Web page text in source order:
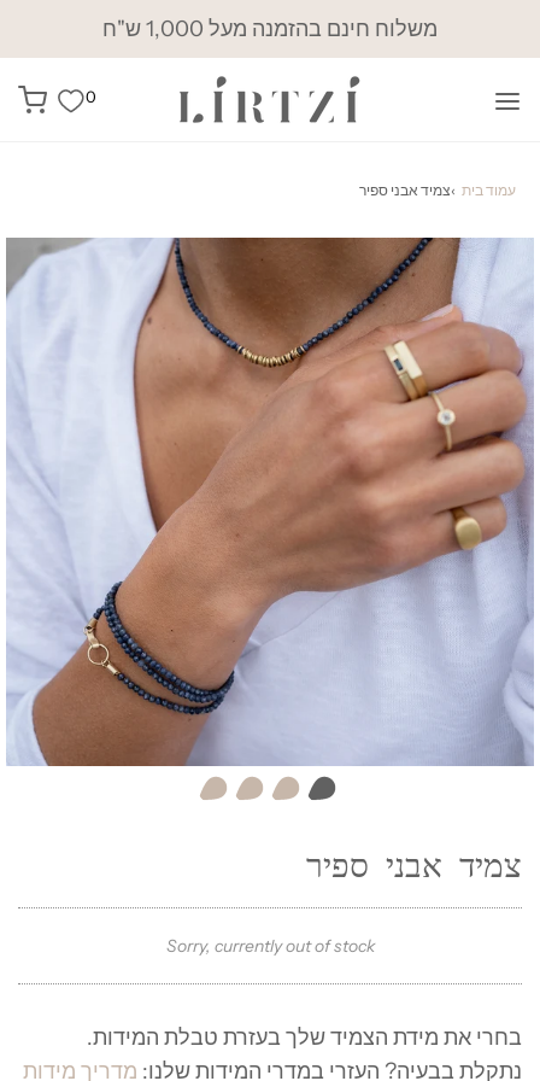
משלוח חינם בהזמנה מעל 1,000 ש"ח
0
עמוד בית ›צמיד אבני ספיר
צמיד אבני ספיר
Sorry, currently out of stock
בחרי את מידת הצמיד שלך בעזרת טבלת המידות.
נתקלת בבעיה? העזרי במדרי המידות שלנו: מדריך מידות